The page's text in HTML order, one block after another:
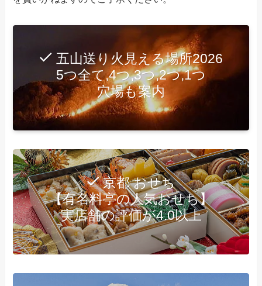
五山送り火見える場所2026
5つ全て,4つ,3つ,2つ,1つ
穴場も案内
京都 おせち
【有名料亭の人気おせち】
実店舗の評価が4.0以上